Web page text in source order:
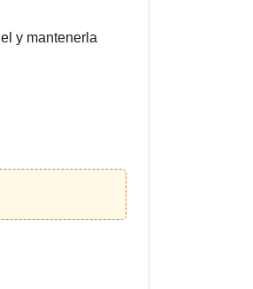
y mantenerla